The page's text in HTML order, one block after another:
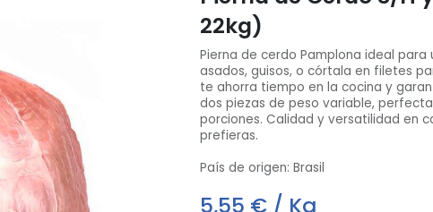
22kg)
Pierna de cerdo Pamplona ideal
asados, guisos, o córtala en filetes
te ahorra tiempo en la cocina y
dos piezas de peso variable,
porciones. Calidad y versatilidad en
prefieras.
País de origen: Brasil
5,55 € / Kg